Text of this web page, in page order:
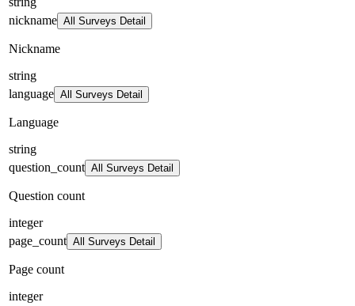
nickname All Surveys Detail
Nickname
string
language All Surveys Detail
Language
string
question_count All Surveys Detail
Question count
integer
page_count All Surveys Detail
Page count
integer